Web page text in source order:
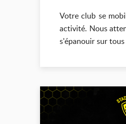
Votre club se
activité. Nous
s'épanouir sur